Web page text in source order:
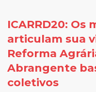
ICARRD20: Os
articulam sua
Reforma
Abrangente
coletivos